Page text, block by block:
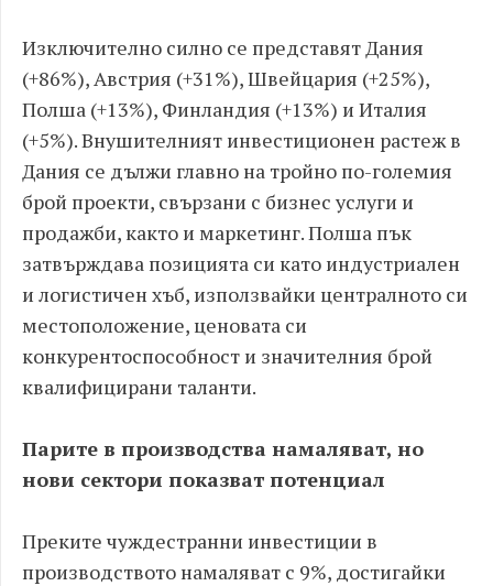
Изключително силно се представят Дания
(+86%), Австрия (+31%), Швейцария (+25%),
Полша (+13%), Финландия (+13%) и Италия
(+5%). Внушителният инвестиционен растеж в
Дания се дължи главно на тройно по-големия
брой проекти, свързани с бизнес услуги и
продажби, както и маркетинг. Полша пък
затвърждава позицията си като индустриален
и логистичен хъб, използвайки централното си
местоположение, ценовата си
конкурентоспособност и значителния брой
квалифицирани таланти.
Парите в производства намаляват, но
нови сектори показват потенциал
Преките чуждестранни инвестиции в
производството намаляват с 9%, достигайки